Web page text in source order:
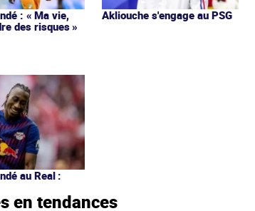
: « Ma vie,
des risques »
Akliouche s'engage au PSG
au Real :
en tendances